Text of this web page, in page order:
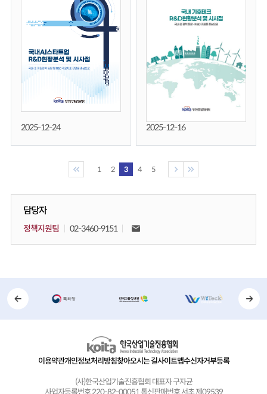
2025-12-24 2025-12-16
1 2 3 4 5
담당자
정책지원팀 02-3460-9151
이용약관개인정보처리방침찾아오시는 길사이트맵수신자거부등록
(사)한국산업기술진흥협회 대표자 구자균
사업자등록번호 220-82-00051 통신판매번호 서초 제09539